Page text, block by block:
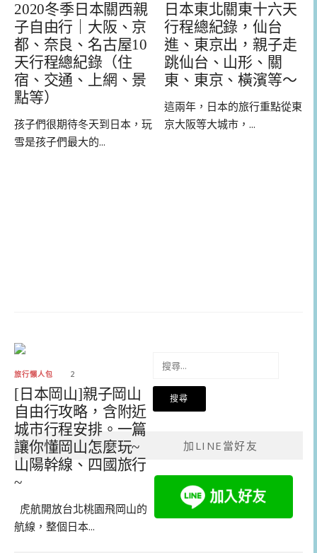
2020冬季日本關西親
子自由行｜大阪、京
都、奈良、名古屋10
天行程總紀錄（住
宿、交通、上網、景
點等）
孩子們很期待冬天到日本，玩
雪是孩子們最大的...
日本東北關東十六天
行程總紀錄，仙台
進、東京出，親子走
跳仙台、山形、關
東、東京、橫濱等～
這兩年，日本的旅行重點從東
京大阪等大城市，...
旅行懶人包 2
[日本岡山]親子岡山
自由行攻略，含附近
城市行程安排。一篇
讓你懂岡山怎麼玩~
山陽幹線、四國旅行
~
虎航開放台北桃園飛岡山的
航線，整個日本...
關
加LINE當好友